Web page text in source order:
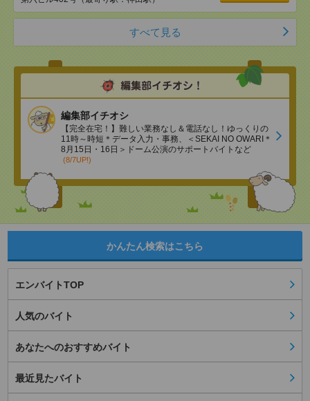
すべて見る
編集部イチオシ
【完全在宅！】難しい業務なし＆電話なし！ゆっくりの
11時～時短＊データ入力・事務、＜SEKAI NO OWARI＊
8月15日・16日＞ドーム公演のサポートバイトなど
(8/7UP!)
かんたん検索はこちら
エンバイトTOP
人気のバイト
あなたへのおすすめバイト
最近見たバイト